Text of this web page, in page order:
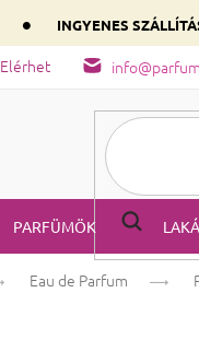
• INGYENES
Elérhetőség A parfüm
PARFÜMÖK
Eau de Parfum